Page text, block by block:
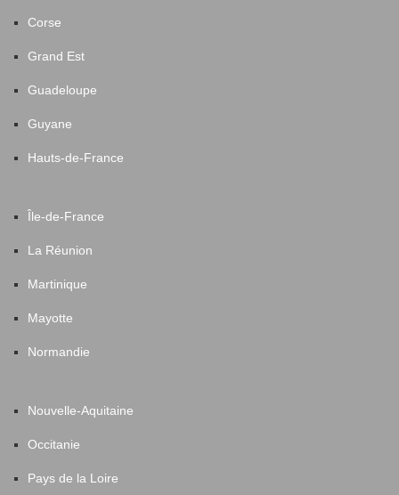
Corse
Grand Est
Guadeloupe
Guyane
Hauts-de-France
Île-de-France
La Réunion
Martinique
Mayotte
Normandie
Nouvelle-Aquitaine
Occitanie
Pays de la Loire